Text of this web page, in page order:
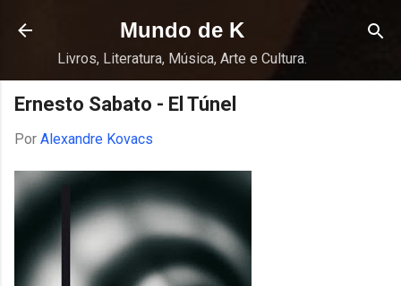
Pular para o conteúdo principal
Mundo de K
Livros, Literatura, Música, Arte e Cultura.
Ernesto Sabato - El Túnel
Por Alexandre Kovacs